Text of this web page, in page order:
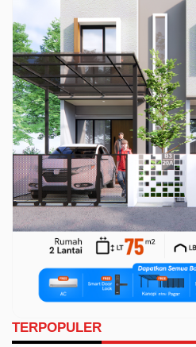
TERPOPULER